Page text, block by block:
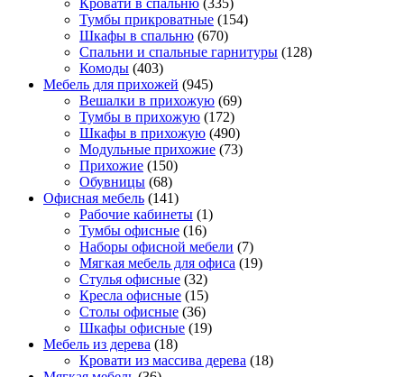
Кровати в спальню (335)
Тумбы прикроватные (154)
Шкафы в спальню (670)
Спальни и спальные гарнитуры (128)
Комоды (403)
Мебель для прихожей (945)
Вешалки в прихожую (69)
Тумбы в прихожую (172)
Шкафы в прихожую (490)
Модульные прихожие (73)
Прихожие (150)
Обувницы (68)
Офисная мебель (141)
Рабочие кабинеты (1)
Тумбы офисные (16)
Наборы офисной мебели (7)
Мягкая мебель для офиса (19)
Стулья офисные (32)
Кресла офисные (15)
Столы офисные (36)
Шкафы офисные (19)
Мебель из дерева (18)
Кровати из массива дерева (18)